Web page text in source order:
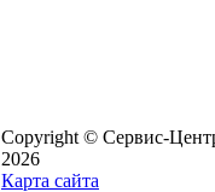
Copyright © Сервис-
2026
Карта сайта